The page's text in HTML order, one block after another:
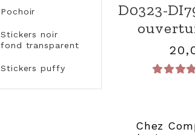
Pochoir
Stickers noir
fond transparent
Stickers puffy
D0323-
Chez